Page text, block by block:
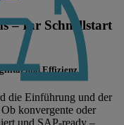
– Ihr Schnellstart
und Effizienz
die Einführung und der
konvergente oder
und SAP-ready –